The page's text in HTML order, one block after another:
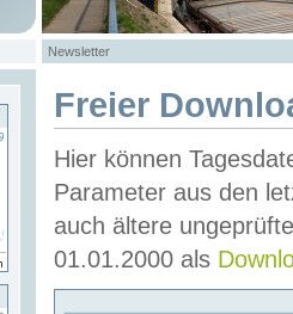
Newsletter
Freier
Hier können
Parameter aus den
auch ältere
01.01.2000 als